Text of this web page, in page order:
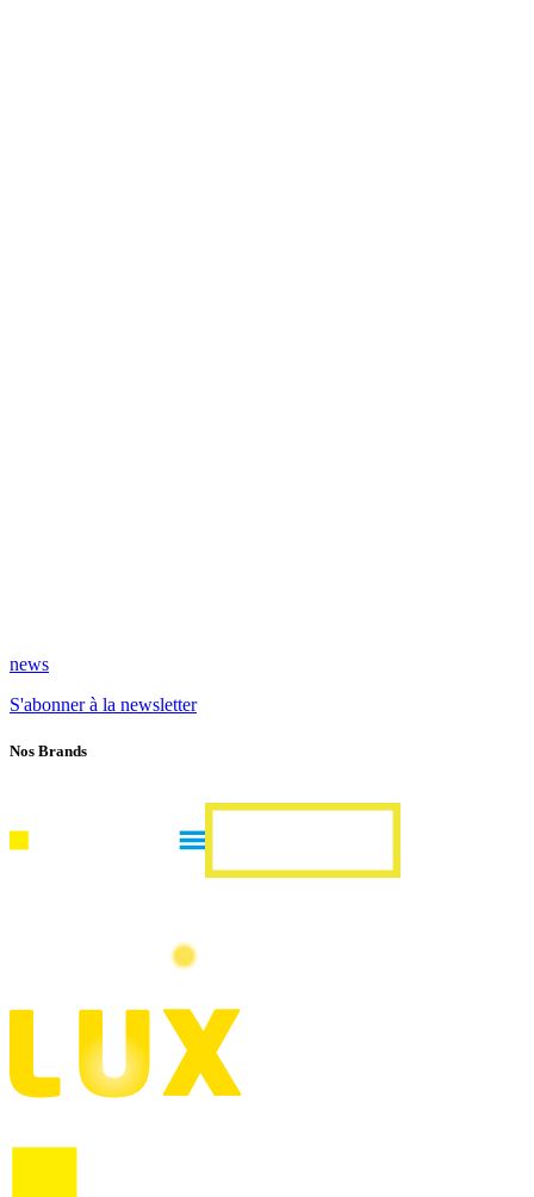
news
S'abonner à la newsletter
Nos Brands